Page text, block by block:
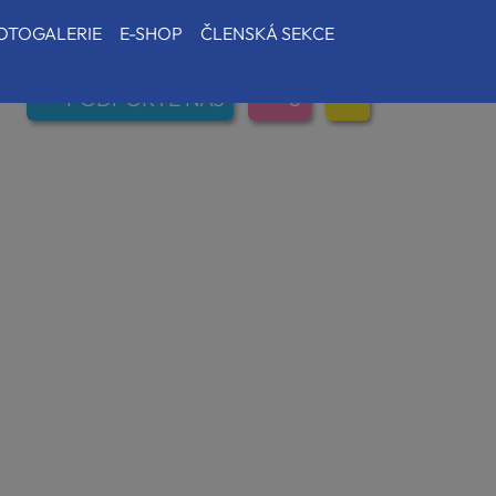
E-SHOP ČLENSKÁ SEKCE
PODPOŘTE NÁS 0